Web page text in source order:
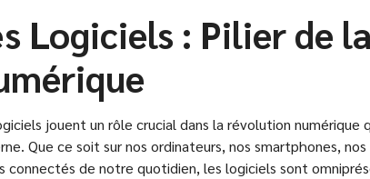
Logiciels : Pilier de
jouent un rôle crucial dans la révolution numérique
Que ce soit sur nos ordinateurs, nos smartphones,
connectés de notre quotidien, les logiciels sont